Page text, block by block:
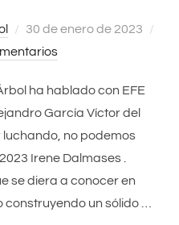
Publicado
el
30 de enero de 2023
ha hablado con EFE
García Víctor del
luchando, no podemos
Irene Dalmases .
se diera a conocer en
un sólido …